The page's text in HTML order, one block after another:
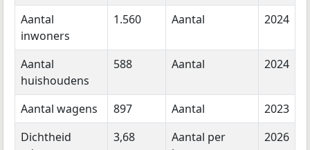
Aantal
inwoners
1.560 Aantal 2024
Aantal
huishoudens
588 Aantal 2024
Aantal wagens 897 Aantal
2023
Dichtheid
3,68
Aantal per
2026